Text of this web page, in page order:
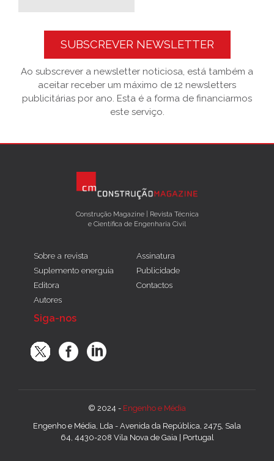
SUBSCREVER NEWSLETTER
Ao subscrever a newsletter noticiosa, está também a
aceitar receber um máximo de 12 newsletters
publicitárias por ano. Esta é a forma de financiarmos
este serviço.
Construção Magazine | Revista Técnica
e Científica de Engenharia Civil
Sobre a revista
Suplemento energuia
Editora
Autores
Assinatura
Publicidade
Contactos
Siga-nos
© 2024 - Engenho e Média
Engenho e Média, Lda - Avenida da República, 2475, Sala
64, 4430-208 Vila Nova de Gaia | Portugal